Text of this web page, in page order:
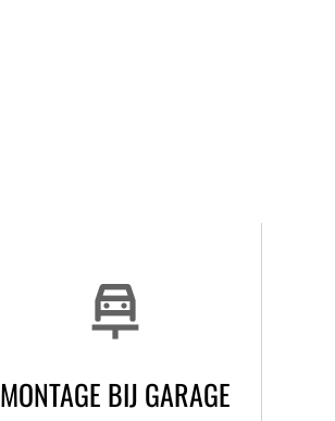
car_repair
MONTAGE BIJ GARAGE